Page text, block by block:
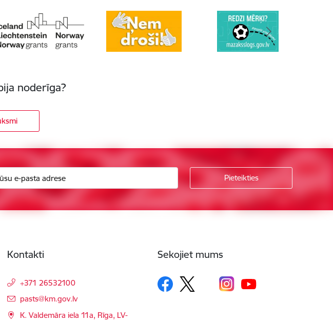
noderīga?
Kontakti
+371 26532100
E-pasts:
pasts@km.gov.lv
K. Valdemāra iela 11a, Rīga, LV-
Sekojiet mums